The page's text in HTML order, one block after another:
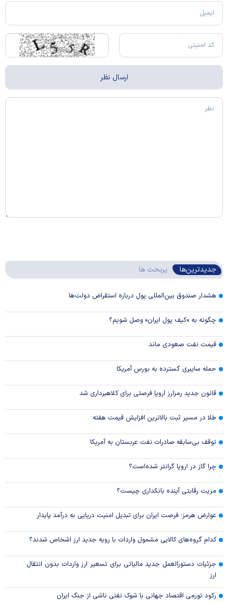
جدیدترین‌ها پربحث ها
هشدار صندوق بین‌المللی پول درباره استقراض دولت‌ها
چگونه به «کیف پول ایران» وصل شویم؟
قیمت نفت صعودی ماند
حمله سایبری گسترده به بورس آمریکا
قانون جدید رمزارز اروپا فرصتی برای کلاهبرداری شد
طلا در مسیر ثبت بالاترین افزایش قیمت هفته
توقف بی‌سابقه صادرات نفت عربستان به آمریکا
چرا گاز در اروپا گرانتر شده‌است؟
مزیت رقابتی آینده بانکداری چیست؟
عوارض هرمز؛ فرصت ایران برای تبدیل امنیت دریایی به درآمد پایدار
کدام گروه‌های کالایی مشمول واردات با رویه جدید ارز اشخاص شدند؟
جزئیات دستورالعمل جدید مالیاتی برای تسعیر ارز واردات بدون انتقال
ارز
رکود تورمی اقتصاد جهانی با شوک نفتی ناشی از جنگ ایران